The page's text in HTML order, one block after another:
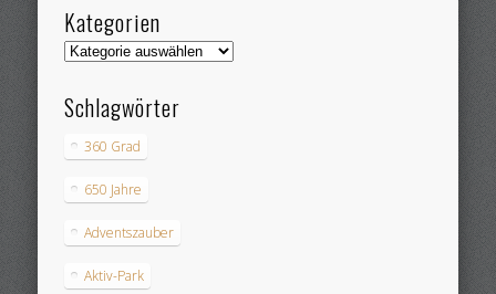
Kategorien
Kategorien
Schlagwörter
360 Grad
650 Jahre
Adventszauber
Aktiv-Park